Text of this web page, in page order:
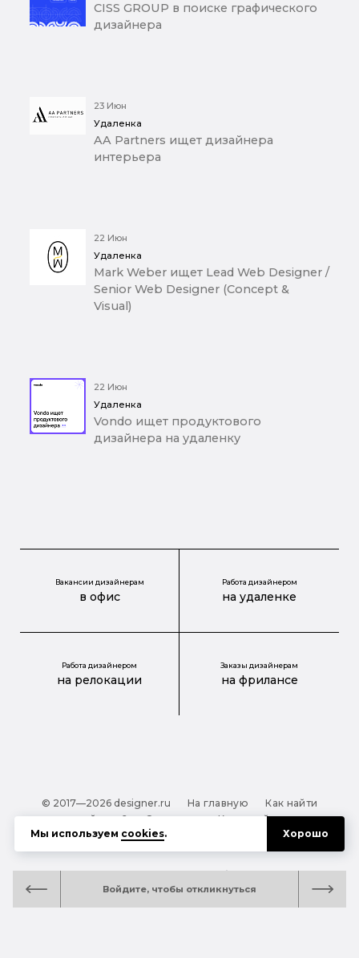
Войдите, чтобы откликнуться
CISS GROUP в поиске графического
дизайнера
23 Июн
Удаленка
AA Partners ищет дизайнера
интерьера
22 Июн
Удаленка
Mark Weber ищет Lead Web Designer /
Senior Web Designer (Concept &
Visual)
22 Июн
Удаленка
Vondo ищет продуктового
дизайнера на удаленку
Вакансии дизайнерам
в офис
Работа дизайнером
на удаленке
Работа дизайнером
на релокации
Заказы дизайнерам
на фрилансе
© 2017—2026 designer.ru На главную
Как найти
дизайнера?
О проекте
Карта сайта
Обработка персональных данных
Файлы cookie
Полезная подсказка:
Как выбрать дизайнера:
руководство для тех, кто заказывает дизайн
Мы используем cookies. Хорошо